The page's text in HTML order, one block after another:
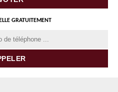
GRATUITEMENT